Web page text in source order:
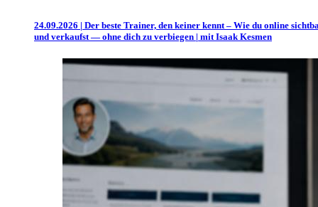
24.09.2026 | Der beste Trainer, den keiner kennt – Wie du online
und verkaufst — ohne dich zu verbiegen | mit Isaak Kesmen